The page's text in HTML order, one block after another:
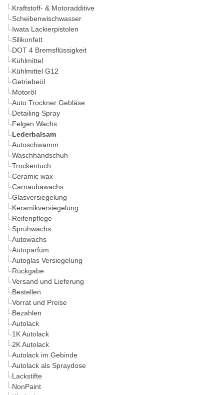
Kraftstoff- & Motoradditive
Scheibenwischwasser
Iwata Lackierpistolen
Silikonfett
DOT 4 Bremsflüssigkeit
Kühlmittel
Kühlmittel G12
Getriebeöl
Motoröl
Auto Trockner Gebläse
Detailing Spray
Felgen Wachs
Lederbalsam
Autoschwamm
Waschhandschuh
Trockentuch
Ceramic wax
Carnaubawachs
Glasversiegelung
Keramikversiegelung
Reifenpflege
Sprühwachs
Autowachs
Autoparfüm
Autoglas Versiegelung
Rückgabe
Versand und Lieferung
Bestellen
Vorrat und Preise
Bezahlen
Autolack
1K Autolack
2K Autolack
Autolack im Gebinde
Autolack als Spraydose
Lackstifte
NonPaint